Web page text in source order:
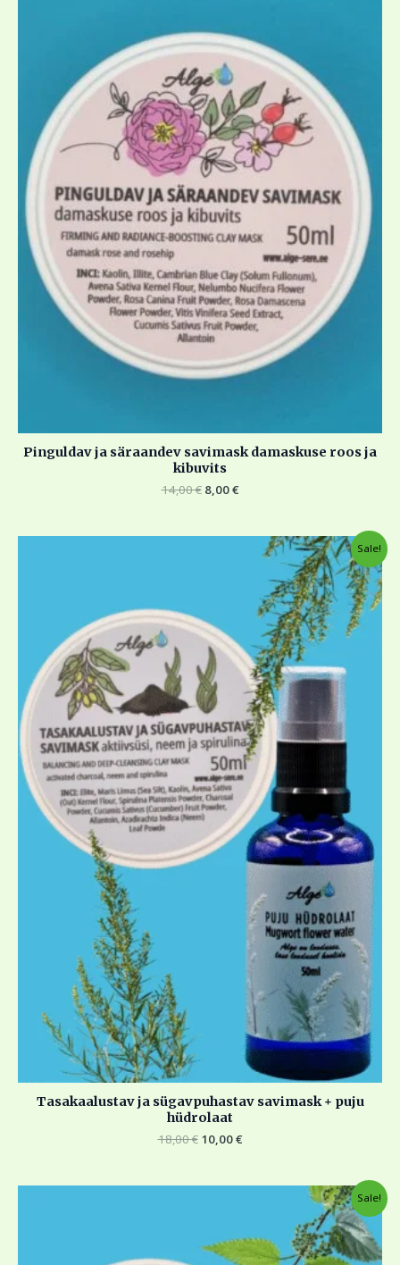
Pinguldav ja säraandev savimask damaskuse roos ja
kibuvits
14,00€ 8,00€
Sale!
Tasakaalustav ja sügavpuhastav savimask + puju
hüdrolaat
18,00€ 10,00€
Current
price
10,00 €.
Sale!
18,00 €.10,00 €.